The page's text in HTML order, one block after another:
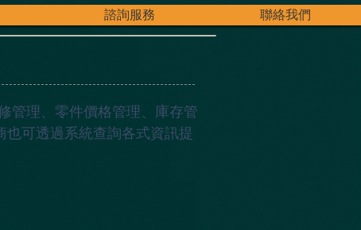
諮詢服務 聯絡我們
管理、零件價格管理、庫存管
可透過系統查詢各式資訊提